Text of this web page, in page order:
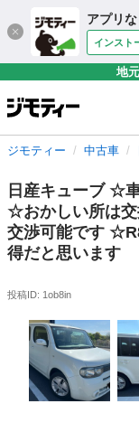
アプリ
インスト
地
ジモティー 中古車
日産キューブ ☆
☆おかしい所は
交渉可能です
得だと思います
投稿ID: 1ob8in